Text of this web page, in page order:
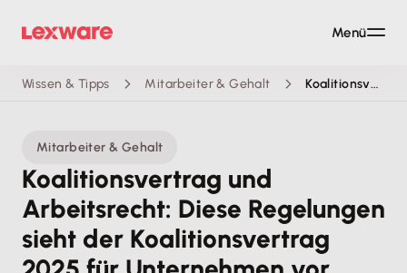
Wissen & Tipps Mitarbeiter & Gehalt Koalitionsvertrag und Arbeitsrecht: Diese Regelungen sieht der Koalitionsvertrag 2025 für Unternehmen vor
Mitarbeiter & Gehalt
Koalitionsvertrag und
Arbeitsrecht: Diese Regelungen
sieht der Koalitionsvertrag
Menü